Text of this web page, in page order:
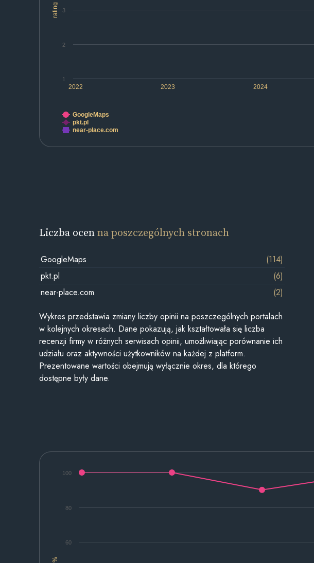
rating
2022 2023 2024
1
2
3
GoogleMaps
pkt.pl
near-place.com
Liczba ocenna poszczególnych stronach
GoogleMaps
(114)
pkt.pl
(6)
near-place.com
(2)
Wykres przedstawia zmiany liczby opinii na poszczególnych portalach
w kolejnych okresach. Dane pokazują, jak kształtowała się liczba
recenzji firmy w różnych serwisach opinii, umożliwiając porównanie ich
udziału oraz aktywności użytkowników na każdej z platform.
Prezentowane wartości obejmują wyłącznie okres, dla którego
dostępne były dane.
%
60
80
100